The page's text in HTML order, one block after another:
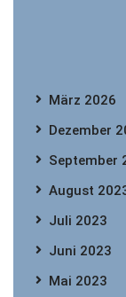
März 2026
Dezember
September
August
Juli 2023
Juni 2023
Mai 2023